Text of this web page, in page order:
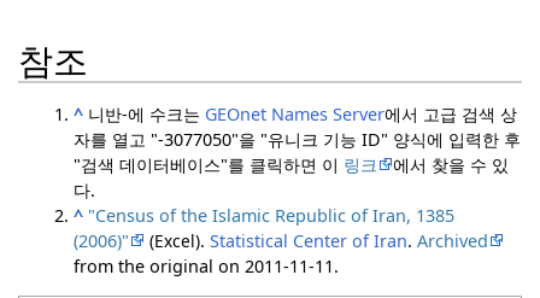
참조
^ 니반-에 수크는 GEOnet Names Server에서 고급 검색 상
자를 열고 "-3077050"을 "유니크 기능 ID" 양식에 입력한 후
"검색 데이터베이스"를 클릭하면 이 링크
에서 찾을 수 있
다.
^ "Census of the Islamic Republic of Iran, 1385
(2006)"
(Excel).Statistical Center of Iran.Archived
from the original on 2011-11-11.